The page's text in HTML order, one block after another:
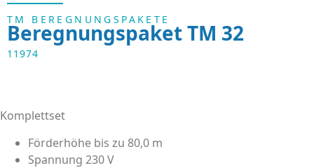
TM BEREGNUNGSPAKETE
Beregnungspaket TM 32
11974
Komplettset
Förderhöhe bis zu 80,0 m
Spannung 230 V